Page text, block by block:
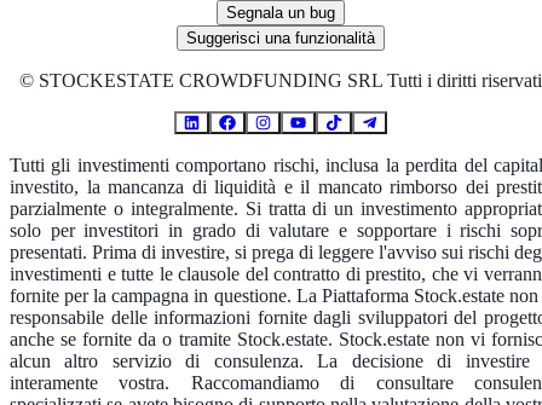
Segnala un bug
Suggerisci una funzionalità
© STOCKESTATE CROWDFUNDING SRL Tutti i diritti riservati
Tutti gli investimenti comportano rischi, inclusa la perdita del
investito, la mancanza di liquidità e il mancato rimborso dei
parzialmente o integralmente. Si tratta di un investimento
solo per investitori in grado di valutare e sopportare i rischi
presentati. Prima di investire, si prega di leggere l'avviso sui rischi
investimenti e tutte le clausole del contratto di prestito, che vi
fornite per la campagna in questione. La Piattaforma Stock.estate non
responsabile delle informazioni fornite dagli sviluppatori del
anche se fornite da o tramite Stock.estate. Stock.estate non vi
alcun altro servizio di consulenza. La decisione di investire
interamente vostra. Raccomandiamo di consultare